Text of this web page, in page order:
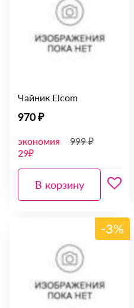
Чайник Elcom
970 ₽
экономия
29₽
999 ₽
В корзину
-3%